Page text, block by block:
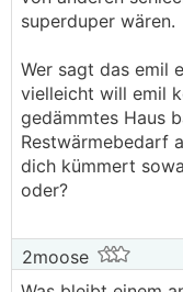
superduper wären.
Wer sagt das emil
vielleicht will emil
gedämmtes Haus
Restwärmebedarf
dich kümmert
oder?
2moose